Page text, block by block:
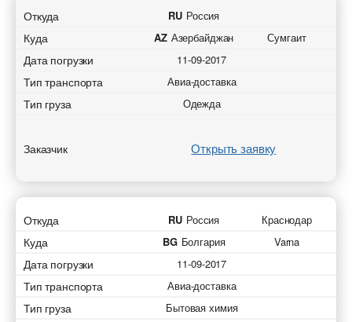
Добавить груз для авиа перевозок
Город загрузки
Аэропорт отправки
Страна выгрузки
Наименование груза
Аэропорт доставки
Добавить транспорт для авиа перевозок
Город загрузки
Аэропорт отправки
Страна выгрузки
Аэропорт доставки
Свободен с
Откуда RU Россия
Куда AZ Азербайджан Сумгаит
Дата погрузки 11-09-2017
Тип транспорта Авиа-доставка
Тип груза Одежда
Заказчик Открыть заявку
Откуда RU Россия Краснодар
Куда BG Болгария Varna
Дата погрузки 11-09-2017
Тип транспорта Авиа-доставка
Тип груза Бытовая химия
Узнать стоимость перевозки
Страна загрузки
Город выгрузки
Дата погрузки
Разместить транспорт для поиска груза
Страна загрузки
Свободен с